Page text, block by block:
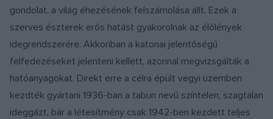
gondolat, a világ éhezésének felszámolása állt. Ezek a
szerves észterek erős hatást gyakorolnak az élőlények
idegrendszerére. Akkoriban a katonai jelentőségű
felfedezéseket jelenteni kellett, azonnal megvizsgálták a
hatóanyagokat. Direkt erre a célra épült vegyi üzemben
kezdték gyártani 1936-ban a tabun nevű színtelen, szagtalan
ideggázt, bár a létesítmény csak 1942-ben kezdett teljes